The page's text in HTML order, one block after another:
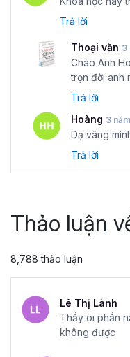
Trả lời
Thoại văn 3
Chào Anh
trọn đời anh
Trả lời
Hoàng 3
Dạ vâng
Trả lời
Thảo luận
8,788 thảo luận
Lê Thị Lành
Thầy oi phần
không được